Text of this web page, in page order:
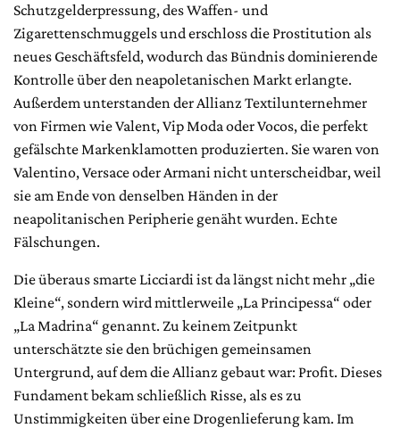
Schutzgelderpressung, des Waffen- und
Zigarettenschmuggels und erschloss die Prostitution als
neues Geschäftsfeld, wodurch das Bündnis dominierende
Kontrolle über den neapoletanischen Markt erlangte.
Außerdem unterstanden der Allianz Textilunternehmer
von Firmen wie Valent, Vip Moda oder Vocos, die perfekt
gefälschte Markenklamotten produzierten. Sie waren von
Valentino, Versace oder Armani nicht unterscheidbar, weil
sie am Ende von denselben Händen in der
neapolitanischen Peripherie genäht wurden. Echte
Fälschungen.
Die überaus smarte Licciardi ist da längst nicht mehr „die
Kleine“, sondern wird mittlerweile „La Principessa“ oder
„La Madrina“ genannt. Zu keinem Zeitpunkt
unterschätzte sie den brüchigen gemeinsamen
Untergrund, auf dem die Allianz gebaut war: Profit. Dieses
Fundament bekam schließlich Risse, als es zu
Unstimmigkeiten über eine Drogenlieferung kam. Im